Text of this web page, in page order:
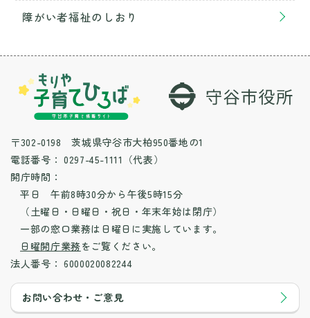
障がい者福祉のしおり
〒302-0198 茨城県守谷市大柏950番地の1
電話番号： 0297-45-1111（代表）
開庁時間：
平日 午前8時30分から午後5時15分
（土曜日・日曜日・祝日・年末年始は閉庁）
一部の窓口業務は日曜日に実施しています。
日曜開庁業務をご覧ください。
法人番号： 6000020082244
お問い合わせ・ご意見